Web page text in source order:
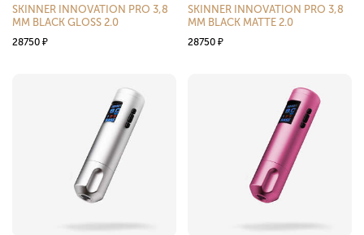
SKINNER INNOVATION PRO 3,8
MM BLACK GLOSS 2.0
28750 ₽
SKINNER INNOVATION PRO 3,8
MM BLACK MATTE 2.0
28750 ₽